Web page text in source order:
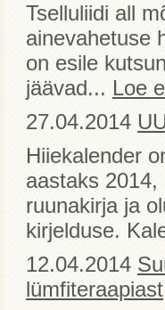
Tselluliidi all
ainevahetuse
on esile
jäävad... Loe
27.04.2014
Hiiekalender
aastaks
ruunakirja ja
kirjelduse.
12.04.2014
lümfiteraapiast